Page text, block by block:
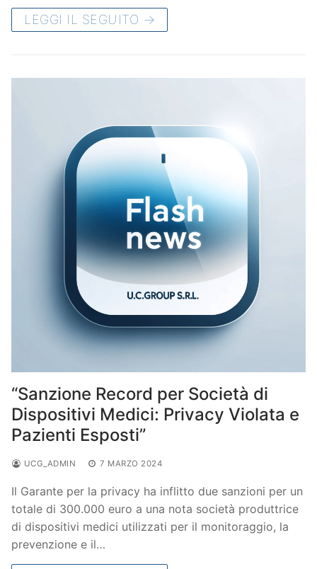
LEGGI IL SEGUITO →
“Sanzione Record per Società di
Dispositivi Medici: Privacy Violata e
Pazienti Esposti”
UCG_ADMIN 7 MARZO 2024
Il Garante per la privacy ha inflitto due sanzioni per un
totale di 300.000 euro a una nota società produttrice
di dispositivi medici utilizzati per il monitoraggio, la
prevenzione e il…